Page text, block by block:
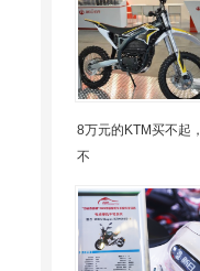
8万元的KTM买不起，
不